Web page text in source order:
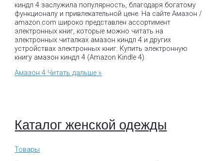
киндл 4 заслужила популярность, благодаря богатому
функционалу и привлекательной цене. На сайте Амазон /
amazon.com широко представлен ассортимент
электронных книг, которые можно читать на
электронных читалках амазон киндл 4 и других
устройствах электронных книг. Купить электронную
книгу амазон киндл 4 (Amazon Kindle 4)
Амазон 4 Читать дальше »
Каталог женской одежды
Товары